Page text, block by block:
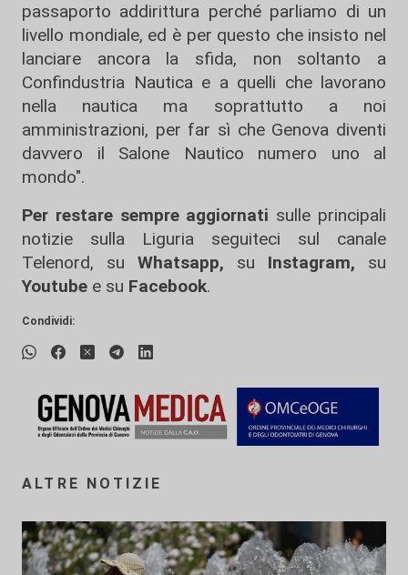
passaporto addirittura perché parliamo di un
livello mondiale, ed è per questo che insisto nel
lanciare ancora la sfida, non soltanto a
Confindustria Nautica e a quelli che lavorano
nella nautica ma soprattutto a noi
amministrazioni, per far sì che Genova diventi
davvero il Salone Nautico numero uno al
mondo".
Per restare sempre aggiornati sulle principali
notizie sulla Liguria seguiteci sul canale
Telenord, su
Whatsapp, su Instagram, su
Youtube e su Facebook.
Condividi:
ALTRE NOTIZIE